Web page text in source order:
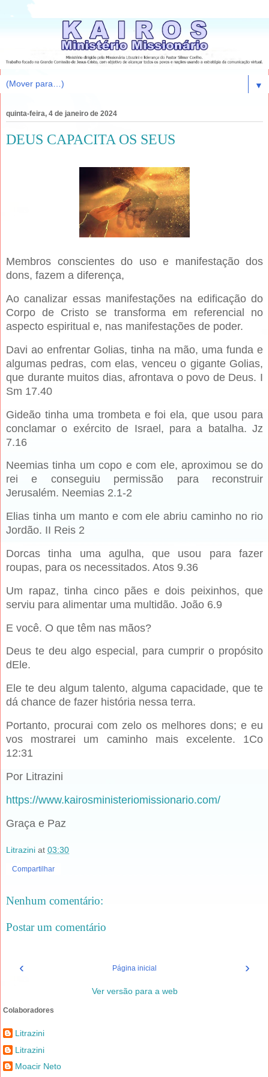
▼
quinta-feira, 4 de janeiro de 2024
DEUS CAPACITA OS SEUS
Membros conscientes do uso e manifestação dos
dons, fazem a diferença,
Ao canalizar essas manifestações na edificação do
Corpo de Cristo se transforma em referencial no
aspecto espiritual e, nas manifestações de poder.
Davi ao enfrentar Golias, tinha na mão, uma funda e
algumas pedras, com elas, venceu o gigante Golias,
que durante muitos dias, afrontava o povo de Deus. I
Sm 17.40
Gideão tinha uma trombeta e foi ela, que usou para
conclamar o exército de Israel, para a batalha. Jz
7.16
Neemias tinha um copo e com ele, aproximou se do
rei e conseguiu permissão para reconstruir
Jerusalém. Neemias 2.1-2
Elias tinha um manto e com ele abriu caminho no rio
Jordão. II Reis 2
Dorcas tinha uma agulha, que usou para fazer
roupas, para os necessitados. Atos 9.36
Um rapaz, tinha cinco pães e dois peixinhos, que
serviu para alimentar uma multidão. João 6.9
E você. O que têm nas mãos?
Deus te deu algo especial, para cumprir o propósito
dEle.
Ele te deu algum talento, alguma capacidade, que te
dá chance de fazer história nessa terra.
Portanto, procurai com zelo os melhores dons; e eu
vos mostrarei um caminho mais excelente. 1Co
12:31
Por Litrazini
https://www.kairosministeriomissionario.com/
Graça e Paz
Litrazini at 03:30
Compartilhar
Nenhum comentário:
Postar um comentário
‹ ›
Página inicial
Ver versão para a web
Colaboradores
Litrazini
Litrazini
Moacir Neto